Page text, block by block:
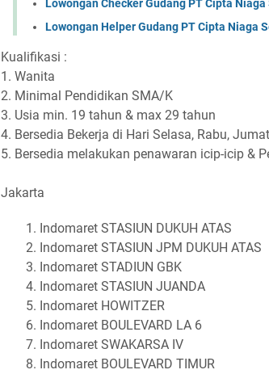
Lowongan Checker Gudang PT Cipta
Lowongan Helper Gudang PT Cipta Niaga
Kualifikasi :
1. Wanita
2. Minimal Pendidikan SMA/K
3. Usia min. 19 tahun & max 29 tahun
4. Bersedia Bekerja di Hari Selasa, Rabu,
5. Bersedia melakukan penawaran icip-icip &
Jakarta
Indomaret STASIUN DUKUH ATAS
Indomaret STASIUN JPM DUKUH ATAS
Indomaret STADIUN GBK
Indomaret STASIUN JUANDA
Indomaret HOWITZER
Indomaret BOULEVARD LA 6
Indomaret SWAKARSA IV
Indomaret BOULEVARD TIMUR